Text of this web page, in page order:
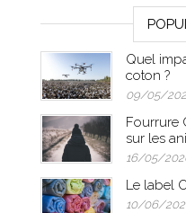
Quel
coton ?
09/05/
Fourrure
sur les
16/05/
Le label
10/06/